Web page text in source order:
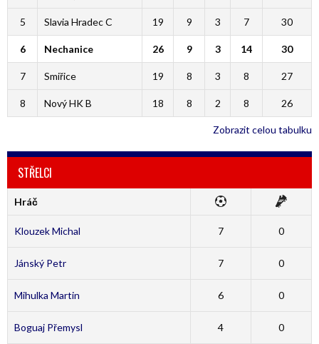
5 Slavia Hradec C 19 9 3 7 30
6 Nechanice 26 9 3 14 30
7 Smiřice 19 8 3 8 27
8 Nový HK B 18 8 2 8 26
Zobrazit celou tabulku
STŘELCI
Hráč
Klouzek Michal 7 0
Jánský Petr 7 0
Mihulka Martin 6 0
Boguaj Přemysl 4 0